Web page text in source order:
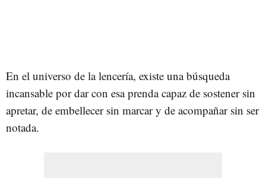
En el universo de la lencería, existe una búsqueda
incansable por dar con esa prenda capaz de sostener sin
apretar, de embellecer sin marcar y de acompañar sin ser
notada.